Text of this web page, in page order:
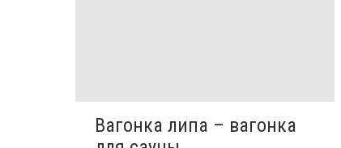
Вагонка липа – вагонка